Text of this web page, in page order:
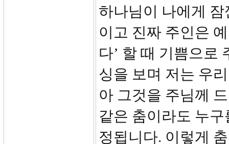
하나님이 나에게
이고 진짜 주인은
다’ 할 때 기쁨으로
싱을 보며 저는 우
아 그것을 주님께
같은 춤이라도 누
정됩니다. 이렇게